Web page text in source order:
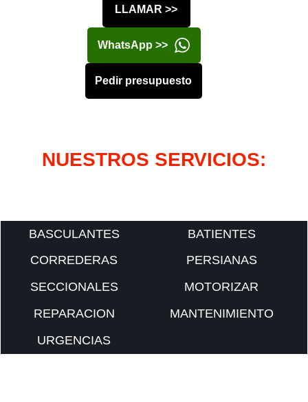
LLAMAR >>
WhatsApp >>
Pedir presupuesto
NUESTROS SERVICIOS:
BASCULANTES
BATIENTES
CORREDERAS
PERSIANAS
SECCIONALES
MOTORIZAR
REPARACION
MANTENIMIENTO
URGENCIAS